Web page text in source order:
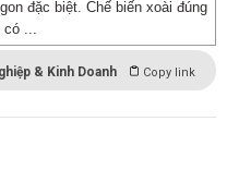
đặc biệt. Chế biến xoài đúng
có ...
& Kinh Doanh Copy link